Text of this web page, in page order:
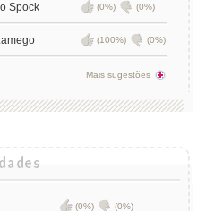
Spock (0%) (0%)
(100%) (0%)
Mais sugestões
(0%) (0%)